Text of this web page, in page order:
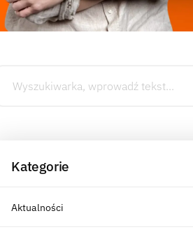
Kategorie
Aktualności